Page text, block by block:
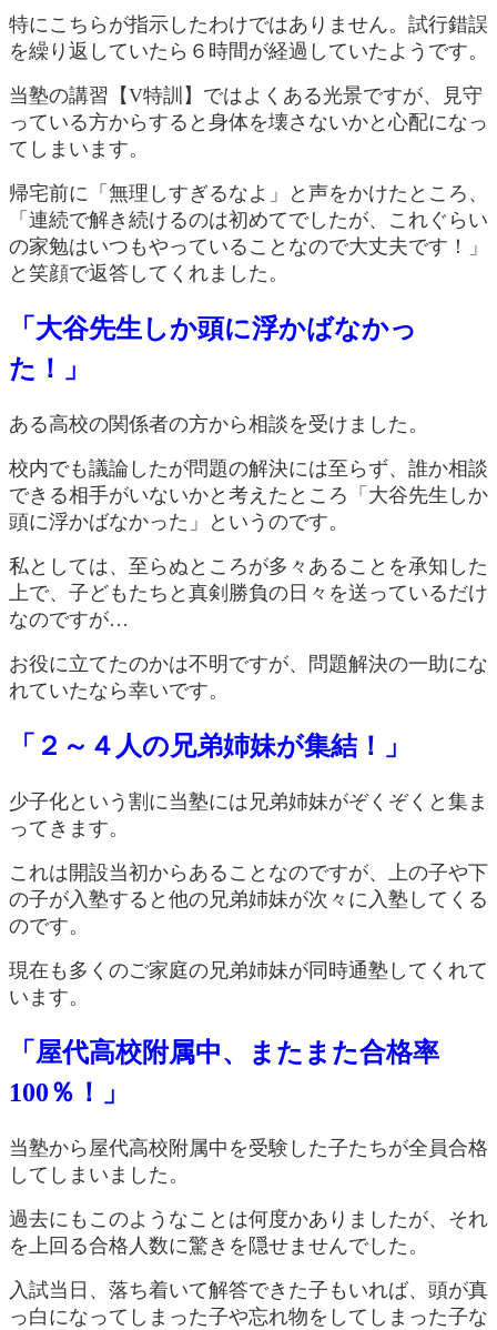
特にこちらが指示したわけではありません。試行錯誤
を繰り返していたら６時間が経過していたようです。
当塾の講習【V特訓】ではよくある光景ですが、見守
っている方からすると身体を壊さないかと心配になっ
てしまいます。
帰宅前に「無理しすぎるなよ」と声をかけたところ、
「連続で解き続けるのは初めてでしたが、これぐらい
の家勉はいつもやっていることなので大丈夫です！」
と笑顔で返答してくれました。
「大谷先生しか頭に浮かばなかっ
た！」
ある高校の関係者の方から相談を受けました。
校内でも議論したが問題の解決には至らず、誰か相談
できる相手がいないかと考えたところ「大谷先生しか
頭に浮かばなかった」というのです。
私としては、至らぬところが多々あることを承知した
上で、子どもたちと真剣勝負の日々を送っているだけ
なのですが…
お役に立てたのかは不明ですが、問題解決の一助にな
れていたなら幸いです。
「２～４人の兄弟姉妹が集結！」
少子化という割に当塾には兄弟姉妹がぞくぞくと集ま
ってきます。
これは開設当初からあることなのですが、上の子や下
の子が入塾すると他の兄弟姉妹が次々に入塾してくる
のです。
現在も多くのご家庭の兄弟姉妹が同時通塾してくれて
います。
「屋代高校附属中、またまた合格率
100％！」
当塾から屋代高校附属中を受験した子たちが全員合格
してしまいました。
過去にもこのようなことは何度かありましたが、それ
を上回る合格人数に驚きを隠せませんでした。
入試当日、落ち着いて解答できた子もいれば、頭が真
っ白になってしまった子や忘れ物をしてしまった子な